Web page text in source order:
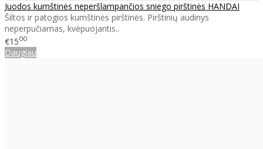
Juodos kumštinės neperšlampančios sniego pirštinės HANDAI
Šiltos ir patogios kumštinės pirštinės. Pirštinių audinys
neperpučiamas, kvėpuojantis..
€1500
Daugiau